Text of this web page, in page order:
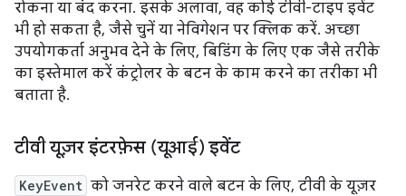
रोकना या बंद करना. इसके अलावा, वह कोई टीवी-टाइप इवेंट
भी हो सकता है, जैसे चुनें या नेविगेशन पर क्लिक करें. अच्छा
उपयोगकर्ता अनुभव देने के लिए, बिडिंग के लिए एक जैसे तरीके
का इस्तेमाल करें कंट्रोलर के बटन के काम करने का तरीका भी
बताता है.
टीवी यूज़र इंटरफ़ेस (यूआई) इवेंट
KeyEvent को जनरेट करने वाले बटन के लिए, टीवी के यूज़र